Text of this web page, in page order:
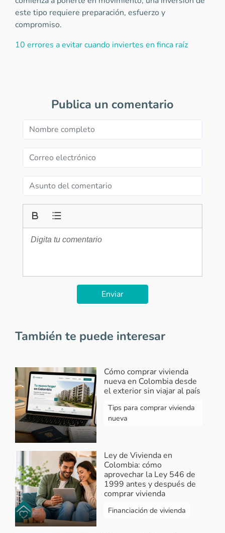
este tipo requiere preparación, esfuerzo y
compromiso.
10 errores a evitar cuando inviertes en finca raíz
Publica un comentario
Enviar
También te puede interesar
Cómo comprar vivienda
nueva en Colombia desde
el exterior sin viajar al país
Tips para comprar vivienda
nueva
Ley de Vivienda en
Colombia: cómo
aprovechar la Ley 546 de
1999 antes y después de
comprar vivienda
Financiación de vivienda